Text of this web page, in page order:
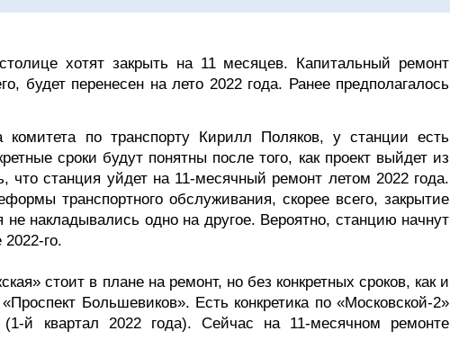
хотят закрыть на 11 месяцев. Капитальный ремонт
будет перенесен на лето 2022 года. Ранее предполагалось
комитета по транспорту Кирилл Поляков, у станции есть
сроки будут понятны после того, как проект выйдет из
что станция уйдет на 11-месячный ремонт летом 2022 года.
транспортного обслуживания, скорее всего, закрытие
накладывались одно на другое. Вероятно, станцию начнут
2022-го.
стоит в плане на ремонт, но без конкретных сроков, как и
Большевиков». Есть конкретика по «Московской-2»
й квартал 2022 года). Сейчас на 11-месячном ремонте